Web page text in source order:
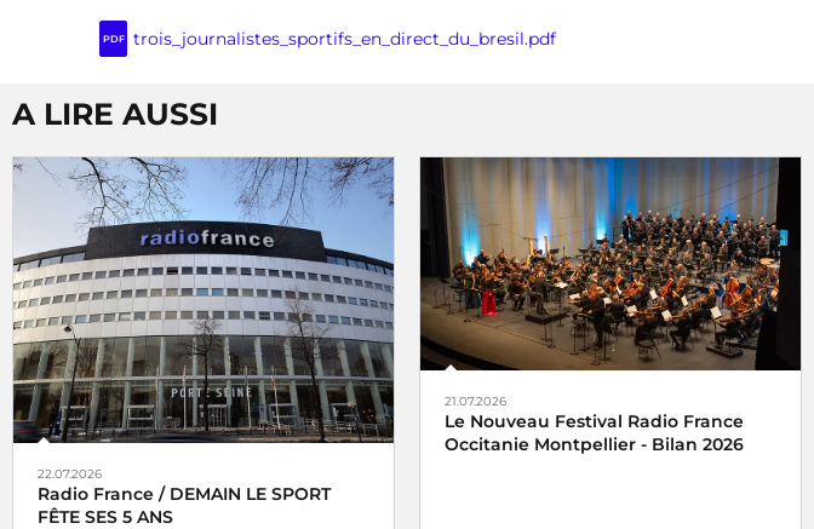
PDF trois_journalistes_sportifs_en_direct_du_bresil.pdf
A LIRE AUSSI
22.07.2026
Radio France / DEMAIN LE SPORT
FÊTE SES 5 ANS
21.07.2026
Le Nouveau Festival Radio France
Occitanie Montpellier - Bilan 2026